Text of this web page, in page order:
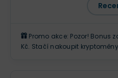
Promo akce: Pozor! Bonus
Kč. Stačí nakoupit